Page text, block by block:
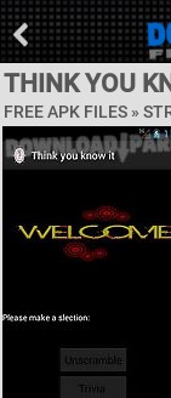
THINK YOU
FREE APK FILES »